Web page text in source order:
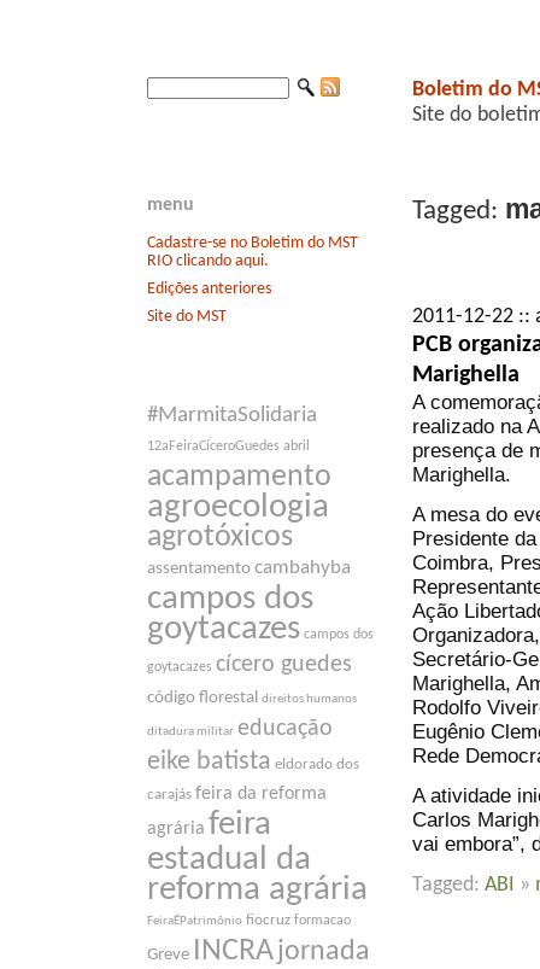
menu
Cadastre-se no Boletim do MST
RIO clicando aqui.
Edições anteriores
Site do MST
#MarmitaSolidaria
12aFeiraCíceroGuedes abril
acampamento
agroecologia
agrotóxicos
assentamento cambahyba
campos dos
goytacazes campos dos
goytacazes cícero guedes
código florestal direitos humanos
ditadura militar educação
eike batista eldorado dos
carajás feira da reforma
agrária feira
estadual da
reforma agrária
FeiraÉPatrimônio fiocruz formacao
Greve INCRA jornada
Boletim do
Site do
Tagged:
2011-12-22
PCB
Marighella
A
realizado na
presença de
Marighella.
A mesa do
Presidente
Coimbra,
Ação
Secretário-
Marighella,
Rodolfo
Eugênio
Rede
A atividade
Carlos
vai embora”,
Tagged: ABI »